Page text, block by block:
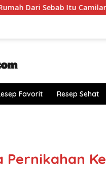
Camilan Enak Ini
Favorit Resep Sehat
Pernikahan